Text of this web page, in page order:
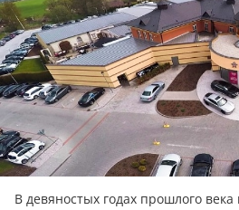
В девяностых годах прошлого